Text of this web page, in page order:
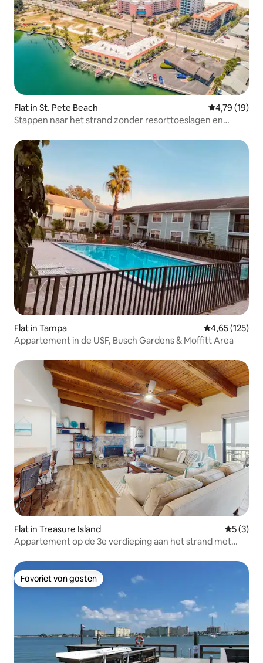
Flat in St. Pete Beach Gemiddelde
4,79 (19)
Stappen naar het strand zonder resorttoeslagen en
Flat in Tampa Gemiddelde
4,65 (125)
Appartement in de USF, Busch Gardens & Moffitt Area
Flat in Treasure Island
5 (3)
Appartement op de 3e verdieping aan het strand met
Favoriet van gasten
Favoriet van gasten